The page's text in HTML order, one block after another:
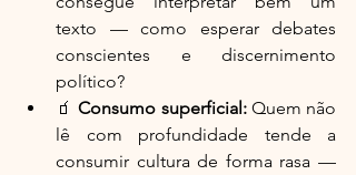
texto — como esperar debates
conscientes e discernimento
político?
🧃 Consumo superficial: Quem não
lê com profundidade tende a
consumir cultura de forma rasa —